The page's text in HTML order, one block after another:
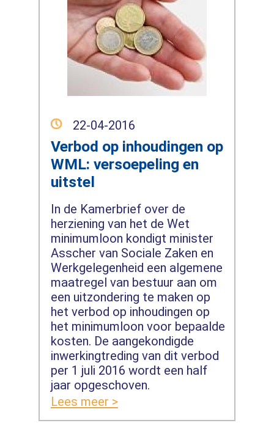
22-04-2016
Verbod op inhoudingen op
WML: versoepeling en
uitstel
In de Kamerbrief over de
herziening van het de Wet
minimumloon kondigt minister
Asscher van Sociale Zaken en
Werkgelegenheid een algemene
maatregel van bestuur aan om
een uitzondering te maken op
het verbod op inhoudingen op
het minimumloon voor bepaalde
kosten. De aangekondigde
inwerkingtreding van dit verbod
per 1 juli 2016 wordt een half
jaar opgeschoven.
Lees meer >